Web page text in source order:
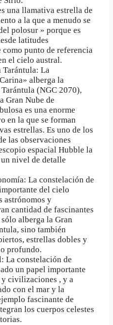
una llamativa estrella de
a la que a menudo se
polosur » porque es
latitudes
punto de referencia
el cielo austral.
Tarántula: La
alberga la
(NGC 2070),
Gran Nube de
es una enorme
en la que se forman
estrellas. Es uno de los
las observaciones
espacial Hubble la
nivel de detalle
La constelación de
del cielo
astrónomos y
cantidad de fascinantes
alberga la Gran
sino también
estrellas dobles y
profundo.
La constelación de
un papel importante
civilizaciones , y a
con el mar y la
fascinante de
los cuerpos celestes